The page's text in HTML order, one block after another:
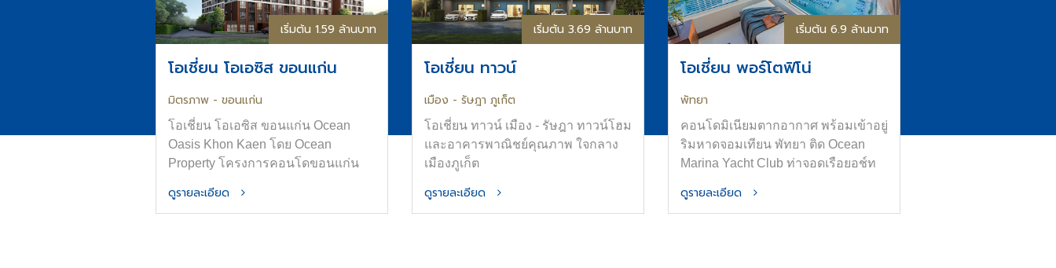
เริ่มต้น 1.59 ล้านบาท
โอเชี่ยน โอเอซิส ขอนแก่น
มิตรภาพ - ขอนแก่น
โอเชี่ยน โอเอซิส ขอนแก่น Ocean
Oasis Khon Kaen โดย Ocean
Property โครงการคอนโดขอนแก่น
ขอนแก่น ออกแบบภายใต้แนวคิด
ดูรายละเอียด
เริ่มต้น 3.69 ล้านบาท
โอเชี่ยน ทาวน์
เมือง - รัษฎา ภูเก็ต
โอเชี่ยน ทาวน์ เมือง - รัษฎา ทาวน์โฮม
และอาคารพาณิชย์คุณภาพ ใจกลาง
เมืองภูเก็ต
ดูรายละเอียด
เริ่มต้น 6.9 ล้านบาท
โอเชี่ยน พอร์โตฟิโน่
พัทยา
คอนโดมิเนียมตากอากาศ พร้อมเข้าอยู่
ริมหาดจอมเทียน พัทยา ติด Ocean
Marina Yacht Club ท่าจอดเรือยอช์ท
ดูรายละเอียด